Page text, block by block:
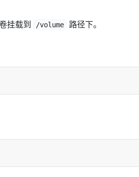
挂载到 /volume
路径下。